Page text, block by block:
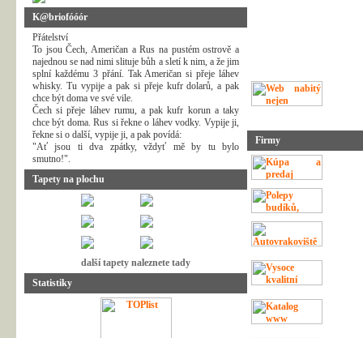
K@briofóóór
Přátelství
To jsou Čech, Američan a Rus na pustém ostrově a
najednou se nad nimi slituje bůh a sletí k nim, a že jim
splní každému 3 přání. Tak Američan si přeje láhev
whisky. Tu vypije a pak si přeje kufr dolarů, a pak
chce být doma ve své vile.
Čech si přeje láhev rumu, a pak kufr korun a taky
chce být doma. Rus si řekne o láhev vodky. Vypije ji,
řekne si o další, vypije ji, a pak povídá:
"Ať jsou ti dva zpátky, vždyť mě by tu bylo
smutno!".
Tapety na plochu
další tapety naleznete tady
Statistiky
Firmy